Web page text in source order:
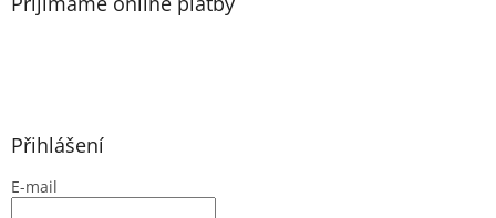
Přihlášení
E-mail